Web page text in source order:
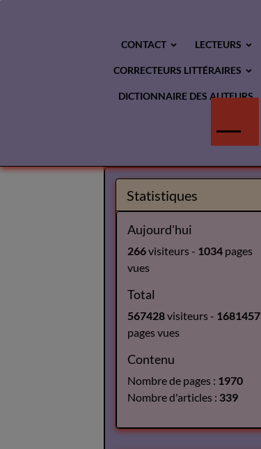
CONTACT LECTEURS
CORRECTEURS LITTÉRAIRES
DICTIONNAIRE DES AUTEURS
Statistiques
Aujourd'hui
266visiteurs - 1034 pages
vues
Total
567428visiteurs - 1681457
pages vues
Contenu
Nombre de pages : 1970
Nombre d'articles : 339